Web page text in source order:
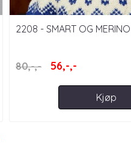
2208 - SMART OG MERINO
80,-,- 56,-,-
Kjøp